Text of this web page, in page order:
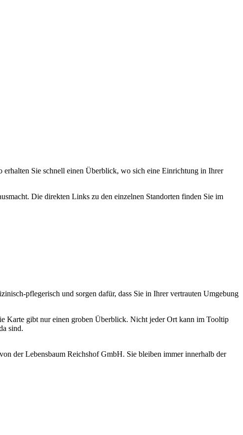
erhalten Sie schnell einen Überblick, wo sich eine Einrichtung in Ihrer
Die direkten Links zu den einzelnen Standorten finden Sie im
pflegerisch und sorgen dafür, dass Sie in Ihrer vertrauten Umgebung
Karte gibt nur einen groben Überblick. Nicht jeder Ort kann im Tooltip
sind.
der Lebensbaum Reichshof GmbH. Sie bleiben immer innerhalb der